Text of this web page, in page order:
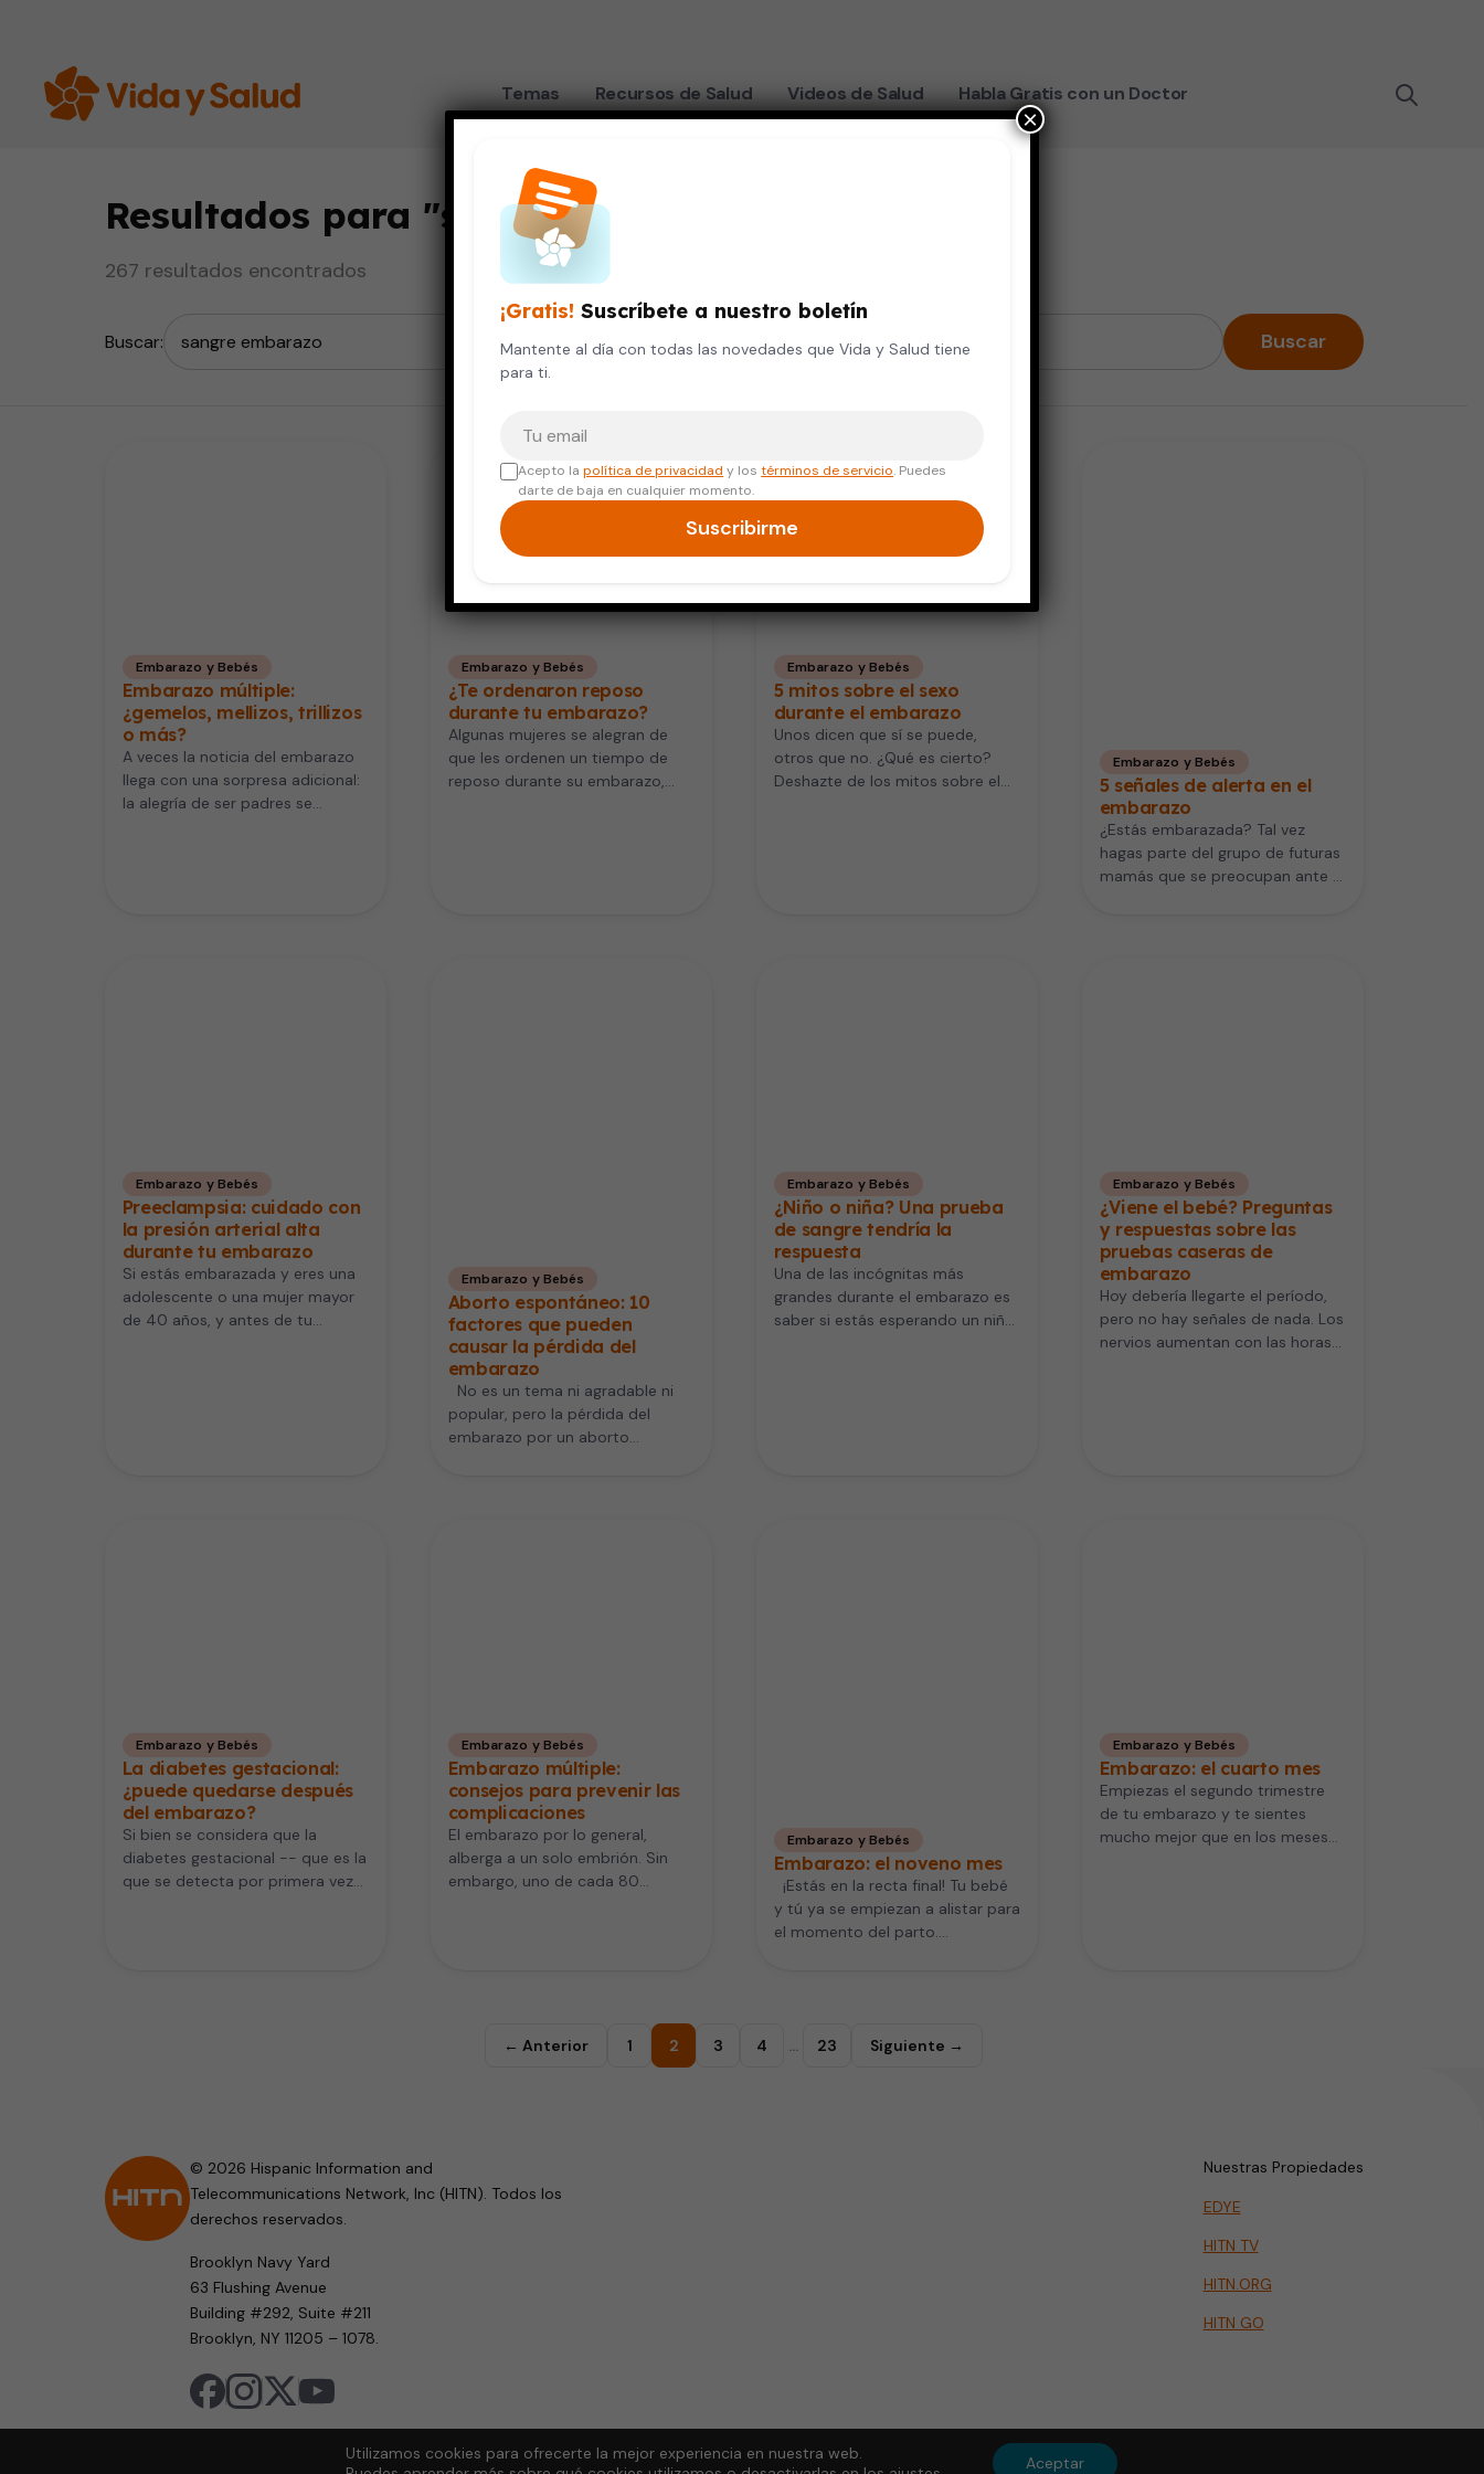
Temas Recursos de Salud Videos de Salud Habla Gratis con un Doctor
Resultados para "sangre embarazo
267 resultados encontrados
Buscar: Buscar
Embarazo y Bebés
Embarazo múltiple:
¿gemelos, mellizos, trillizos
o más?
A veces la noticia del embarazo
llega con una sorpresa adicional:
la alegría de ser padres se
Embarazo y Bebés
¿Te ordenaron reposo
durante tu embarazo?
Algunas mujeres se alegran de
que les ordenen un tiempo de
reposo durante su embarazo,
Embarazo y Bebés
5 mitos sobre el sexo
durante el embarazo
Unos dicen que sí se puede,
otros que no. ¿Qué es cierto?
Deshazte de los mitos sobre el
Embarazo y Bebés
5 señales de alerta en el
embarazo
¿Estás embarazada? Tal vez
hagas parte del grupo de futuras
mamás que se preocupan ante el
Embarazo y Bebés
Preeclampsia: cuidado con
la presión arterial alta
durante tu embarazo
Si estás embarazada y eres una
adolescente o una mujer mayor
de 40 años, y antes de tu
Embarazo y Bebés
Aborto espontáneo: 10
factores que pueden
causar la pérdida del
embarazo
No es un tema ni agradable ni
popular, pero la pérdida del
embarazo por un aborto
Embarazo y Bebés
¿Niño o niña? Una prueba
de sangre tendría la
respuesta
Una de las incógnitas más
grandes durante el embarazo es
saber si estás esperando un niño
Embarazo y Bebés
¿Viene el bebé? Preguntas
y respuestas sobre las
pruebas caseras de
embarazo
Hoy debería llegarte el período,
pero no hay señales de nada. Los
nervios aumentan con las horas
Embarazo y Bebés
La diabetes gestacional:
¿puede quedarse después
del embarazo?
Si bien se considera que la
diabetes gestacional -- que es la
que se detecta por primera vez
Embarazo y Bebés
Embarazo múltiple:
consejos para prevenir las
complicaciones
El embarazo por lo general,
alberga a un solo embrión. Sin
embargo, uno de cada 80
Embarazo y Bebés
Embarazo: el noveno mes
¡Estás en la recta final! Tu bebé
y tú ya se empiezan a alistar para
el momento del parto.…
Embarazo y Bebés
Embarazo: el cuarto mes
Empiezas el segundo trimestre
de tu embarazo y te sientes
mucho mejor que en los meses
← Anterior 1 2 3 4 23 Siguiente →
© 2026 Hispanic Information and
Telecommunications Network, Inc (HITN). Todos los
derechos reservados.
Brooklyn Navy Yard
63 Flushing Avenue
Building #292, Suite #211
Brooklyn, NY 11205 – 1078.
Nuestras Propiedades
EDYE
HITN TV
HITN.ORG
HITN GO
¡Gratis! Suscríbete a nuestro boletín
Mantente al día con todas las novedades que Vida y Salud tiene
para ti.
Acepto lapolítica de privacidad y lostérminos de servicio. Puedes
darte de baja en cualquier momento.
Suscribirme
×
Utilizamos cookies para ofrecerte la mejor experiencia en nuestra web.
Aceptar